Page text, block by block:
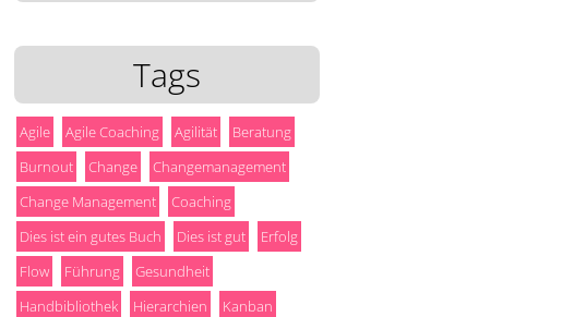
Tags
Agile Agile Coaching Agilität
Beratung
Burnout
Change
Changemanagement
Change Management
Coaching
Dies ist ein gutes Buch
Dies ist gut
Erfolg
Flow
Führung
Gesundheit
Handbibliothek
Hierarchien Kanban